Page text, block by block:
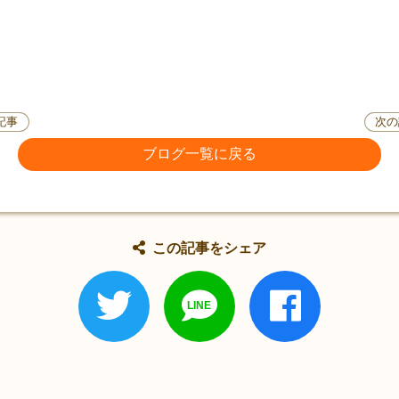
事
ブログ一覧に戻る
次
この記事をシェア